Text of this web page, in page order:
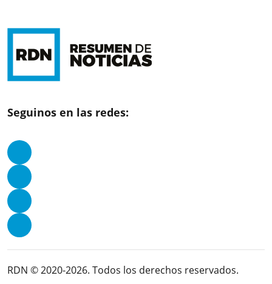
Seguinos en las redes:
RDN © 2020-2026. Todos los derechos reservados.